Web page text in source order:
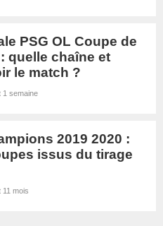
PSG OL Coupe de
quelle chaîne et
le match ?
1 semaine
2019 2020 :
issus du tirage
11 mois